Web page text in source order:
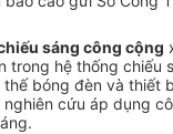
sáng công cộng
trong hệ thống chiếu
bóng đèn và thiết
cứu áp dụng